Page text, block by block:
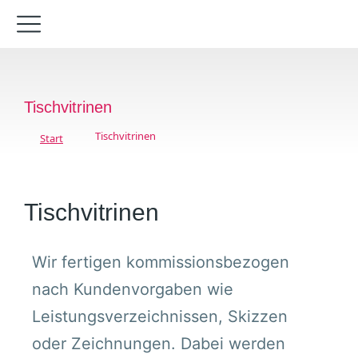
Tischvitrinen
Sie befinden sich hier:
Start Tischvitrinen
Tischvitrinen
Wir fertigen kommissionsbezogen
nach Kundenvorgaben wie
Leistungsverzeichnissen, Skizzen
oder Zeichnungen. Dabei werden